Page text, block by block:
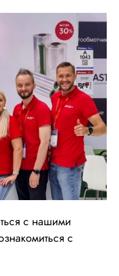
с нашими
с